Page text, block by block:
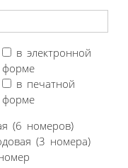
в электронной
форме
в печатной
форме
(6 номеров)
(3 номера)